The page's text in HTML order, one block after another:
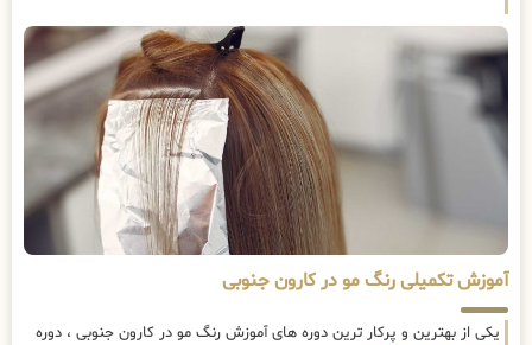
آموزش تکمیلی رنگ مو در کارون جنوبی
یکی از بهترین و پرکار ترین دوره های آموزش رنگ مو در کارون جنوبی ، دوره